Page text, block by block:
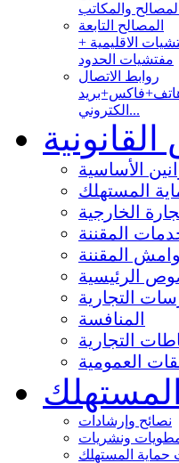
المصالح والمكاتب
المصالح التابعة
الاقليمية +
مفتشيات الحدود
روابط الاتصال
الكتروني...
الأساسية
المستهلك
الخارجية
المقننة
المقننة
الرئيسية
التجارية
المنافسة
التجارية
العمومية
نصائح وإرشادات
ونشريات
حماية المستهلك